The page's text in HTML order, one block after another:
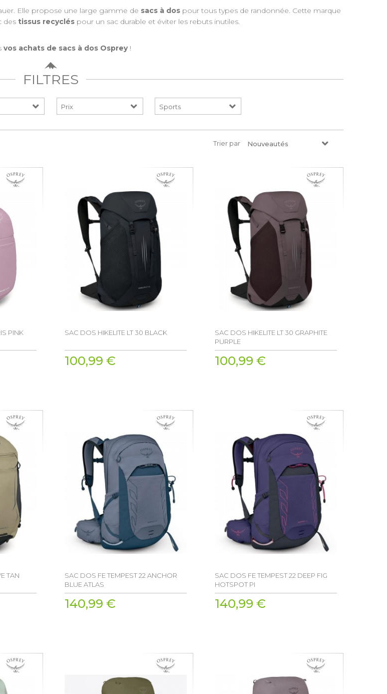
Elle propose une large gamme de sacs à dos pour tous types de randonnée. Cette marque
des tissus recyclés pour un sac durable et éviter les rebuts inutiles.
vos achats de sacs à dos Osprey!
FILTRES
Prix
Trier par Nouveautés
PINK SAC DOS HIKELITE LT 30 BLACK
100,99 €
SAC DOS HIKELITE LT 30 GRAPHITE
PURPLE
100,99 €
TAN
SAC DOS FE TEMPEST 22 ANCHOR
BLUE ATLAS
140,99 €
SAC DOS FE TEMPEST 22 DEEP FIG
HOTSPOT PI
140,99 €